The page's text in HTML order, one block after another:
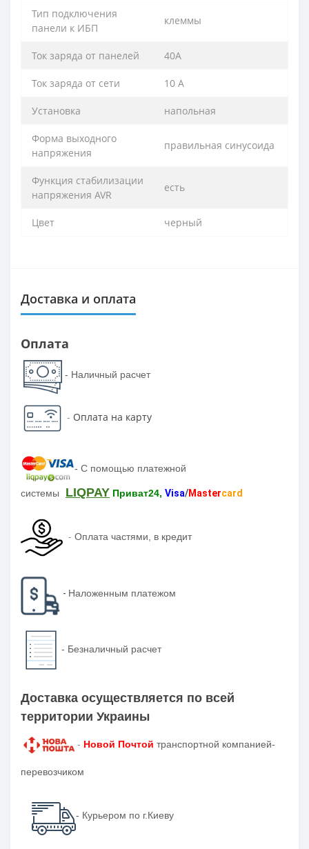
Тип подключения
панели к ИБП
клеммы
Ток заряда от панелей 40A
Ток заряда от сети 10 A
Установка напольная
Форма выходного
напряжения
правильная синусоида
Функция стабилизации
напряжения AVR
есть
Цвет черный
Доставка и оплата
Оплата
- Наличный расчет
- Оплата на карту
- С помощью платежной
системы LIQPAY Приват24, Visa/Mastercard
- Оплата частями, в кредит
- Наложенным платежом
- Безналичный расчет
Доставка осуществляется по всей
территории Украины
- Новой Почтой транспортной компанией-
перевозчиком
- Курьером по г.Киеву